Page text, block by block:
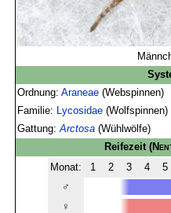
Ordnung:Araneae (Webspinnen)
Familie:
Lycosidae (Wolfspinnen)
Gattung:Arctosa (Wühlwölfe)
Reifezeit(
Monat:
1 2 3 4 5
♂
♀